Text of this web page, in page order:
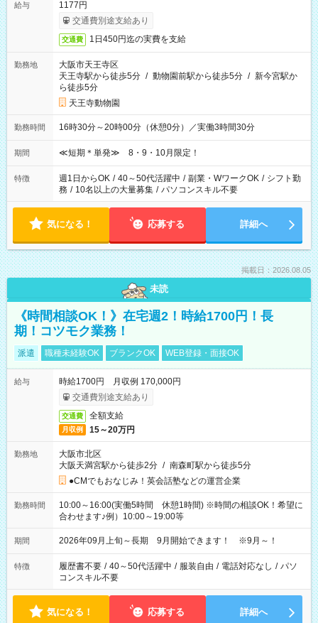
給与
1177円
交通費別途支給あり
交通費 1日450円迄の実費を支給
勤務地
大阪市天王寺区
天王寺駅から徒歩5分 / 動物園前駅から徒歩5分 / 新今宮駅か
ら徒歩5分
天王寺動物園
勤務時間 16時30分～20時00分（休憩0分）／実働3時間30分
期間 ≪短期＊単発≫ 8・9・10月限定！
特徴 週1日からOK / 40～50代活躍中 / 副業・WワークOK / シフト勤
務 / 10名以上の大量募集 / パソコンスキル不要
気になる！ 応募する 詳細へ
掲載日：2026.08.05
未読
《時間相談OK！》在宅週2！時給1700円！長
期！コツモク業務！
派遣 職種未経験OK ブランクOK WEB登録・面接OK
給与
時給1700円 月収例 170,000円
交通費別途支給あり
交通費 全額支給
月収例 15～20万円
勤務地
大阪市北区
大阪天満宮駅から徒歩2分 / 南森町駅から徒歩5分
●CMでもおなじみ！英会話塾などの運営企業
勤務時間
10:00～16:00(実働5時間 休憩1時間) ※時間の相談OK！希望に
合わせます♪例）10:00～19:00等
期間 2026年09月上旬～長期 9月開始できます！ ※9月～！
特徴 履歴書不要 / 40～50代活躍中 / 服装自由 / 電話対応なし / パソ
コンスキル不要
気になる！ 応募する 詳細へ